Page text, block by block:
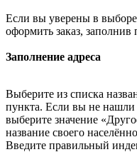
Если вы уверены в
оформить заказ,
Заполнение адреса
Выберите из списка
пункта. Если вы не нашли
выберите значение
название своего
Введите правильный